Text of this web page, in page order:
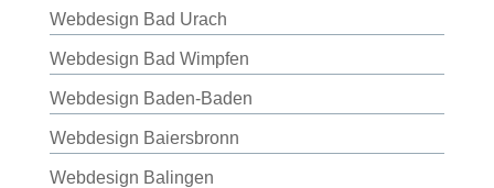
Webdesign Bad Urach
Webdesign Bad Wimpfen
Webdesign Baden-Baden
Webdesign Baiersbronn
Webdesign Balingen